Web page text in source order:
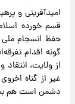
امیدآفرینی و
قسم خورده
حفظ انسجام ملی
گونه اقدام
از ولایت،
غیر از گناه
دشمن است هم